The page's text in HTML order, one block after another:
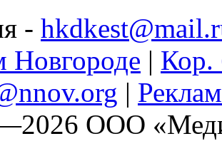
-
| Кор.
|
ООО